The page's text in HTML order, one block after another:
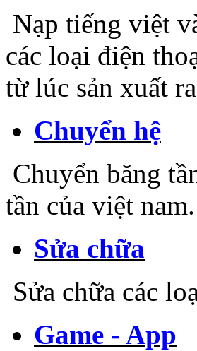
Nạp tiếng việt
các loại điện
từ lúc sản xuất
Chuyển hệ
Chuyển băng
tần của việt nam.
Sửa chữa
Sửa chữa các
Game - App